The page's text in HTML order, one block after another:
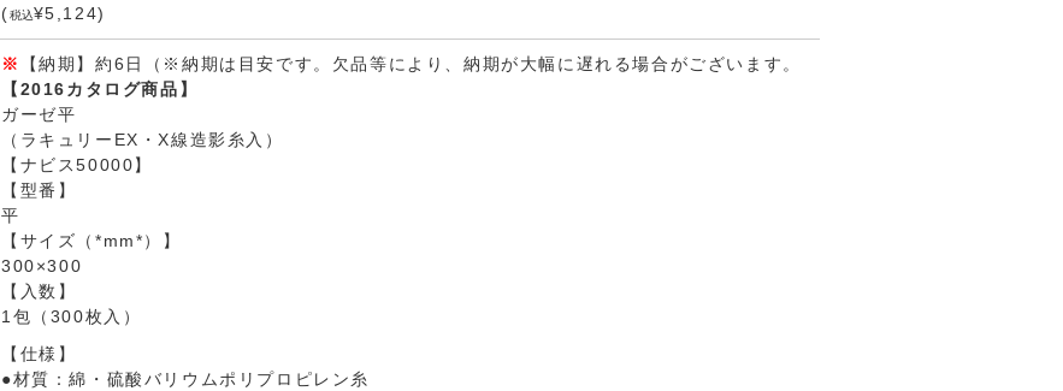
(税込¥5,124)
※
【納期】約6日（※納期は目安です。欠品等により、納期が大幅に遅れる場合がございます。
【2016カタログ商品】
ガーゼ平
（ラキュリーEX・X線造影糸入）
【ナビス50000】
【型番】
平
【サイズ（*mm*）】
300×300
【入数】
1包（300枚入）
【仕様】
●材質：綿・硫酸バリウムポリプロピレン糸